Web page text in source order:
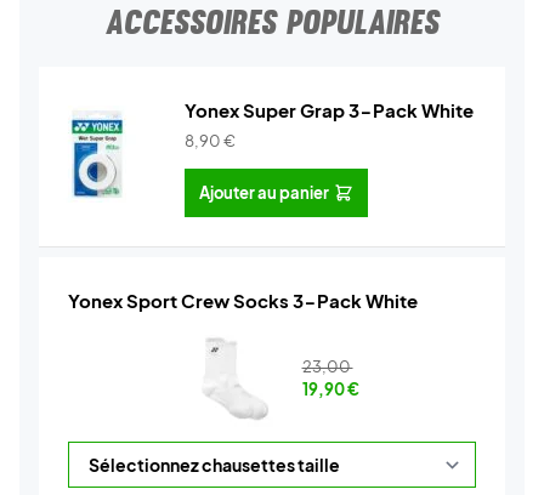
ACCESSOIRES POPULAIRES
Yonex Super Grap 3-Pack White
8,90€
Ajouter au panier
Yonex Sport Crew Socks 3-Pack White
23,00
19,90€